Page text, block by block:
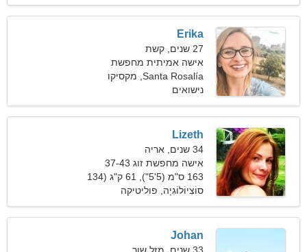
Erika
27 שנים, קשת
אישה אמיתית מחפשת
אהבת אמת
Santa Rosalía, מקסיקו
נישואים
Lizeth
34 שנים, אריה
אישה מחפשת זוג 37-43
163 ס"מ (5'5"), 61 ק"ג (134
פאונד)
סוֹצִיוֹלוֹגִיָה, פוליטיקה
ומשפטים
Johan